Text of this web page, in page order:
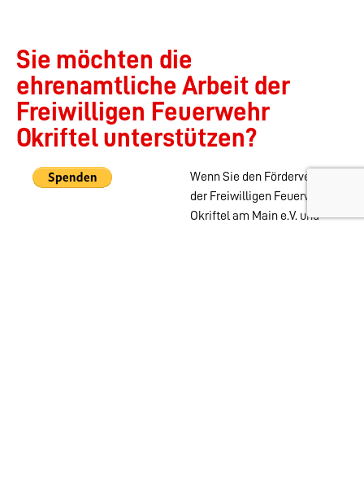
Sie möchten die
ehrenamtliche Arbeit der
Freiwilligen Feuerwehr
Okriftel unterstützen?
Wenn Sie den Förderverein
der Freiwilligen Feuerwehr
Okriftel am Main e.V. und